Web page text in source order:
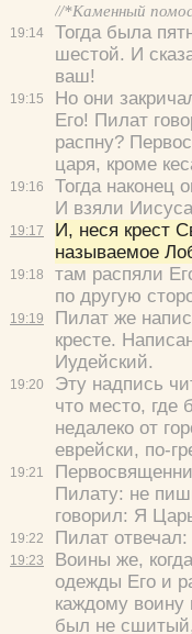
19:14
19:15
19:16
19:17
19:18
19:19
19:20
19:21
19:22
19:23
//*Каменный
Тогда была
шестой. И
ваш!
Но они
Его! Пилат
распну?
царя, кроме
Тогда наконец
И взяли
И, неся крест
называемое
там распяли
по другую
Пилат же
кресте.
Иудейский.
Эту надпись
что место, где
недалеко от
еврейски, по-
Пилату: не
говорил: Я
Пилат отвечал:
Воины же,
одежды Его и
каждому воину
был не сшитый,